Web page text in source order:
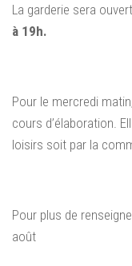
La garderie sera
à 19h.
Pour le mercredi
cours d’élaboration.
loisirs soit par la
Pour plus de
août